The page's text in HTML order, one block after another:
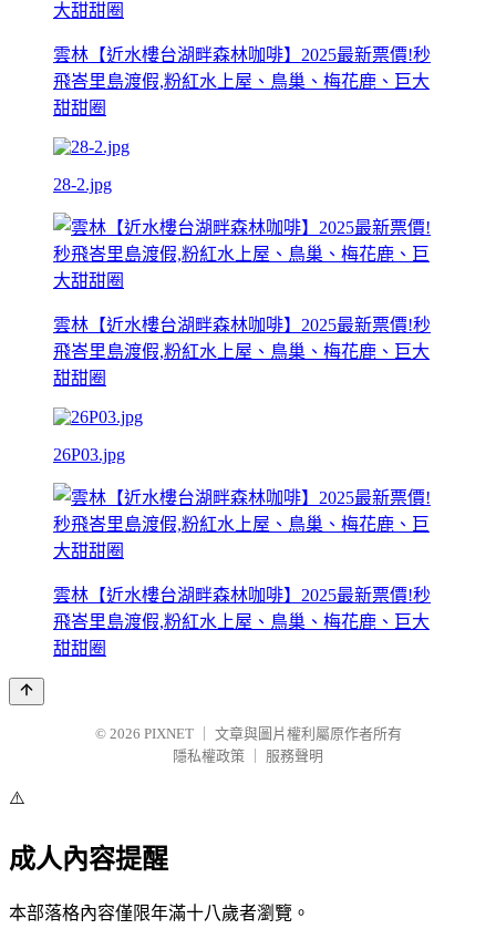
雲林【近水樓台湖畔森林咖啡】2025最新票價!秒
飛峇里島渡假,粉紅水上屋、鳥巢、梅花鹿、巨大
甜甜圈
28-2.jpg
雲林【近水樓台湖畔森林咖啡】2025最新票價!秒
飛峇里島渡假,粉紅水上屋、鳥巢、梅花鹿、巨大
甜甜圈
26P03.jpg
雲林【近水樓台湖畔森林咖啡】2025最新票價!秒
飛峇里島渡假,粉紅水上屋、鳥巢、梅花鹿、巨大
甜甜圈
© 2026 PIXNET
文章與圖片權利屬原作者所有
隱私權政策
服務聲明
⚠️
成人內容提醒
本部落格內容僅限年滿十八歲者瀏覽。